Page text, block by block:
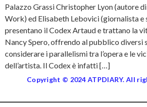
Palazzo Grassi Christopher Lyon (autore
Work) ed Elisabeth Lebovici (giornalista e
presentano il Codex Artaud e trattano la
Nancy Spero, offrendo al pubblico diversi
considerare i parallelismi tra l’opera e le
dell’artista. Il Codex è infatti […]
Copyright © 2024 ATPDIARY. All